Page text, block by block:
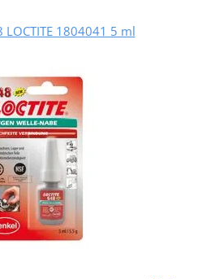
LOCTITE 1804041 5 ml